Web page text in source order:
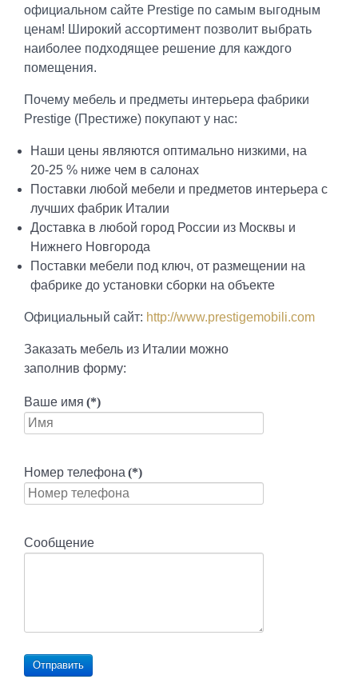
официальном сайте Prestige по самым выгодным
ценам! Широкий ассортимент позволит выбрать
наиболее подходящее решение для каждого
помещения.
Почему мебель и предметы интерьера фабрики
Prestige (Престиже) покупают у нас:
Наши цены являются оптимально низкими, на
20-25 % ниже чем в салонах
Поставки любой мебели и предметов интерьера с
лучших фабрик Италии
Доставка в любой город России из Москвы и
Нижнего Новгорода
Поставки мебели под ключ, от размещении на
фабрике до установки сборки на объекте
Официальный сайт: http://www.prestigemobili.com
Заказать мебель из Италии можно
заполнив форму:
Ваше имя (*)
Номер телефона (*)
Сообщение
Отправить